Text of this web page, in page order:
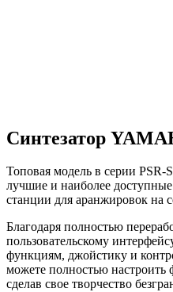
Синтезатор
Топовая модель в серии PSR-
лучшие и наиболее
станции для аранжировок на
Благодаря полностью
пользовательскому
функциям, джойстику и
можете полностью
сделав свое творчество